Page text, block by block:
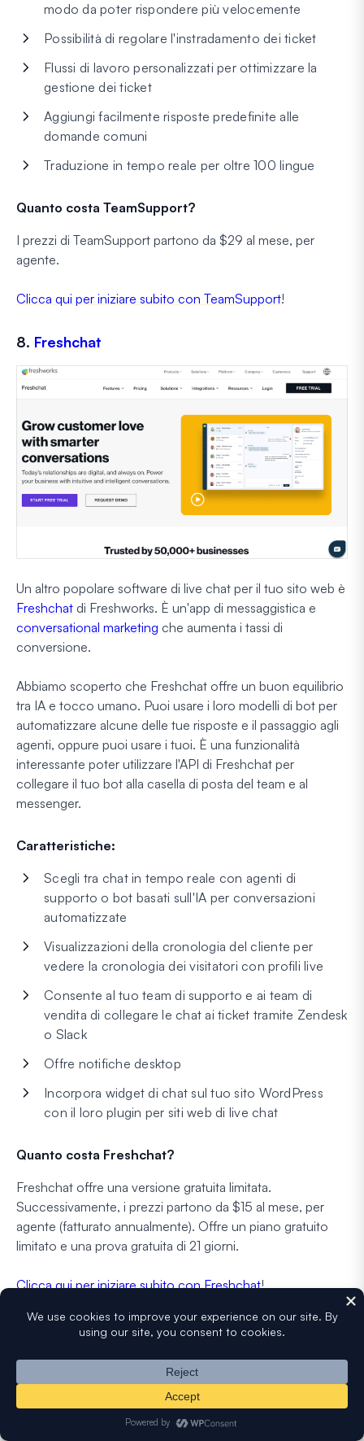
modo da poter rispondere più velocemente
Possibilità di regolare l'instradamento dei ticket
Flussi di lavoro personalizzati per ottimizzare la
gestione dei ticket
Aggiungi facilmente risposte predefinite alle
domande comuni
Traduzione in tempo reale per oltre 100 lingue
Quanto costa TeamSupport?
I prezzi di TeamSupport partono da $29 al mese, per
agente.
Clicca qui per iniziare subito con TeamSupport!
8. Freshchat
Un altro popolare software di live chat per il tuo sito web è
Freshchat di Freshworks. È un'app di messaggistica e
conversational marketing che aumenta i tassi di
conversione.
Abbiamo scoperto che Freshchat offre un buon equilibrio
tra IA e tocco umano. Puoi usare i loro modelli di bot per
automatizzare alcune delle tue risposte e il passaggio agli
agenti, oppure puoi usare i tuoi. È una funzionalità
interessante poter utilizzare l'API di Freshchat per
collegare il tuo bot alla casella di posta del team e al
messenger.
Caratteristiche:
Scegli tra chat in tempo reale con agenti di
supporto o bot basati sull'IA per conversazioni
automatizzate
Visualizzazioni della cronologia del cliente per
vedere la cronologia dei visitatori con profili live
Consente al tuo team di supporto e ai team di
vendita di collegare le chat ai ticket tramite Zendesk
o Slack
Offre notifiche desktop
Incorpora widget di chat sul tuo sito WordPress
con il loro plugin per siti web di live chat
Quanto costa Freshchat?
Freshchat offre una versione gratuita limitata.
Successivamente, i prezzi partono da $15 al mese, per
agente (fatturato annualmente). Offre un piano gratuito
limitato e una prova gratuita di 21 giorni.
Clicca qui per iniziare subito con Freshchat!
Smartsupp